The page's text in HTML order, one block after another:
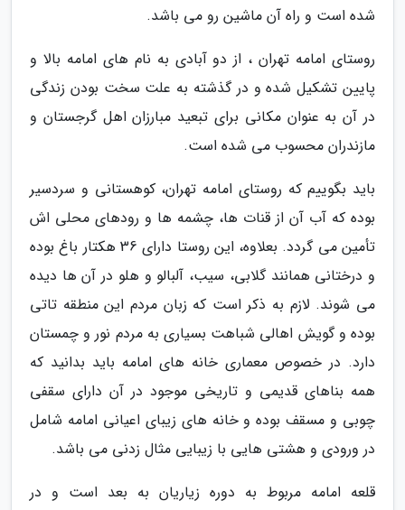
شده است و راه آن ماشین رو می باشد.
روستای امامه تهران ، از دو آبادی به نام های امامه بالا و
پایین تشکیل شده و در گذشته به علت سخت بودن زندگی
در آن به عنوان مکانی برای تبعید مبارزان اهل گرجستان و
مازندران محسوب می شده است.
باید بگوییم که روستای امامه تهران، کوهستانی و سردسیر
بوده که آب آن از قنات ها، چشمه ها و رودهای محلی اش
تأمین می گردد. بعلاوه، این روستا دارای 36 هکتار باغ بوده
و درختانی همانند گلابی، سیب، آلبالو و هلو در آن ها دیده
می شوند. لازم به ذکر است که زبان مردم این منطقه تاتی
بوده و گویش اهالی شباهت بسیاری به مردم نور و چمستان
دارد. در خصوص معماری خانه های امامه باید بدانید که
همه بناهای قدیمی و تاریخی موجود در آن دارای سقفی
چوبی و مسقف بوده و خانه های زیبای اعیانی امامه شامل
در ورودی و هشتی هایی با زیبایی مثال زدنی می باشد.
قلعه امامه مربوط به دوره زیاریان به بعد است و در